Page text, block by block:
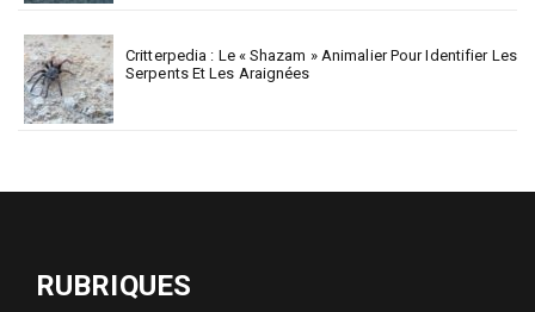
Critterpedia : Le « Shazam » Animalier Pour Identifier Les
Serpents Et Les Araignées
RUBRIQUES